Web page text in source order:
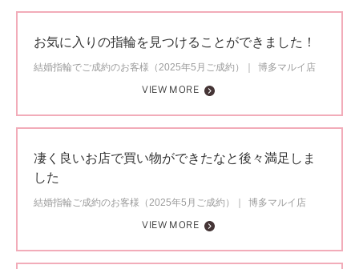
お気に入りの指輪を見つけることができました！
結婚指輪でご成約のお客様（2025年5月ご成約）
博多マルイ店
VIEW MORE
凄く良いお店で買い物ができたなと後々満足しま
した
結婚指輪ご成約のお客様（2025年5月ご成約）
博多マルイ店
VIEW MORE